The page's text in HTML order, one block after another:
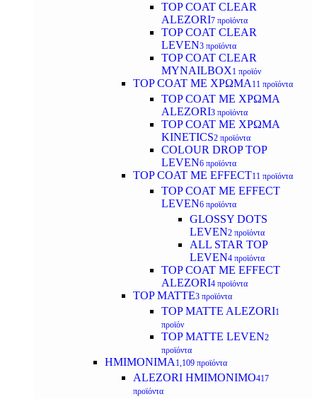
TOP COAT CLEAR
ALEZORI7 προϊόντα
TOP COAT CLEAR
LEVEN3 προϊόντα
TOP COAT CLEAR
MYNAILBOX1 προϊόν
TOP COAT ΜΕ ΧΡΩΜΑ 11 προϊόντα
TOP COAT ΜΕ ΧΡΩΜΑ
ALEZORI3 προϊόντα
TOP COAT ΜΕ ΧΡΩΜΑ
KINETICS2 προϊόντα
COLOUR DROP TOP
LEVEN6 προϊόντα
TOP COAT ΜΕ EFFECT11 προϊόντα
TOP COAT ME EFFECT
LEVEN6 προϊόντα
GLOSSY DOTS
LEVEN2 προϊόντα
ALL STAR TOP
LEVEN4 προϊόντα
TOP COAT ME EFFECT
ALEZORI4 προϊόντα
TOP MATTE3 προϊόντα
TOP MATTE ALEZORI1
προϊόν
TOP MATTE LEVEN2
προϊόντα
ΗΜΙΜΟΝΙΜΑ 1,109 προϊόντα
ALEZORI ΗΜΙΜΟΝΙΜΟ417
προϊόντα